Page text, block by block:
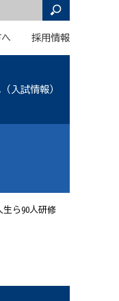
採用情報
入試情報）
ら90人研修